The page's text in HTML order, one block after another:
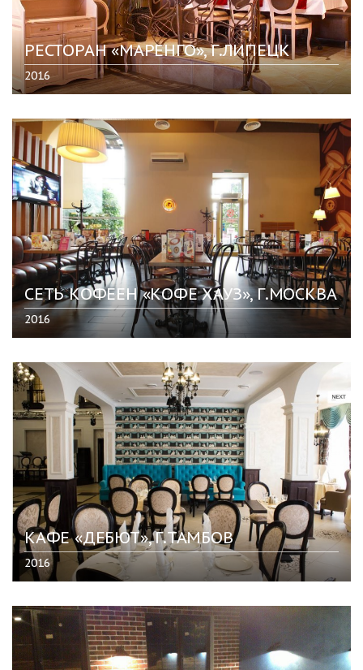
РЕСТОРАН «МАРЕНГО», Г.ЛИПЕЦК
2016
СЕТЬ КОФЕЕН «КОФЕ ХАУЗ», Г.МОСКВА
2016
КАФЕ «ДЕБЮТ», Г.ТАМБОВ
2016